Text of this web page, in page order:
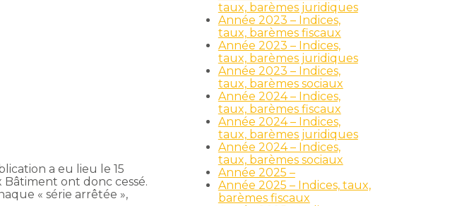
a eu lieu le 15
Bâtiment ont donc cessé.
« série arrêtée »,
taux, barèmes juridiques
Année 2023 – Indices,
taux, barèmes fiscaux
Année 2023 – Indices,
taux, barèmes juridiques
Année 2023 – Indices,
taux, barèmes sociaux
Année 2024 – Indices,
taux, barèmes fiscaux
Année 2024 – Indices,
taux, barèmes juridiques
Année 2024 – Indices,
taux, barèmes sociaux
Année 2025 –
Année 2025 – Indices, taux,
barèmes fiscaux